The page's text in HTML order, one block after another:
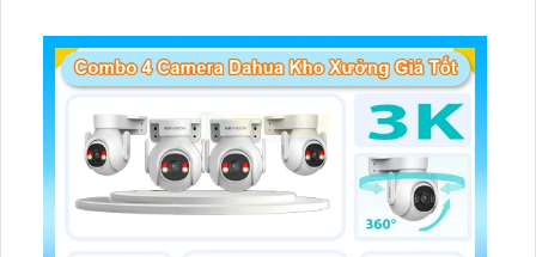
giám sát có màu vào ban đêm